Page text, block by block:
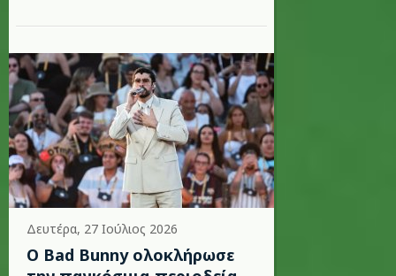
Δευτέρα, 27 Ιούλιος 2026
Ο Bad Bunny ολοκλήρωσε